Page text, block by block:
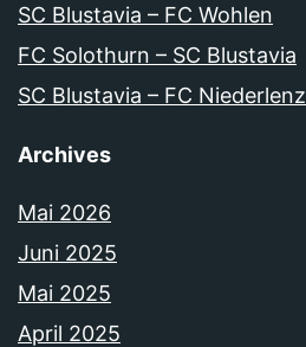
SC Blustavia – FC Wohlen
FC Solothurn – SC Blustavia
SC Blustavia – FC Niederlenz
Archives
Mai 2026
Juni 2025
Mai 2025
April 2025